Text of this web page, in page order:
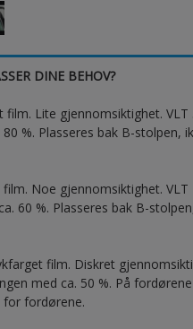
DINE BEHOV?
film. Lite gjennomsiktighet. VLT
%. Plasseres bak B-stolpen,
Noe gjennomsiktighet. VLT
60 %. Plasseres bak B-
film. Diskret
med ca. 50 %. På
fordørene.